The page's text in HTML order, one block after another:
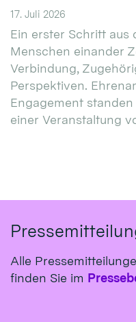
17. Juli 2026
Ein erster Schritt aus
Menschen einander
Verbindung,
Perspektiven.
Engagement
einer Veranstaltung
Alle
finden Sie im